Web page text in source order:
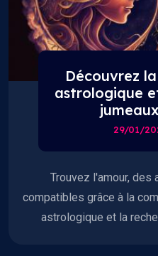
Découvrez
astrologique
29/01/
Trouvez l'amour,
compatibles grâce à la
astrologique et la